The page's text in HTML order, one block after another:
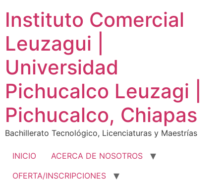
contenido
Instituto Comercial
Leuzagui |
Universidad
Pichucalco Leuzagi |
Pichucalco, Chiapas
Bachillerato Tecnológico, Licenciaturas y Maestrías
INICIO
ACERCA DE NOSOTROS
OFERTA/INSCRIPCIONES